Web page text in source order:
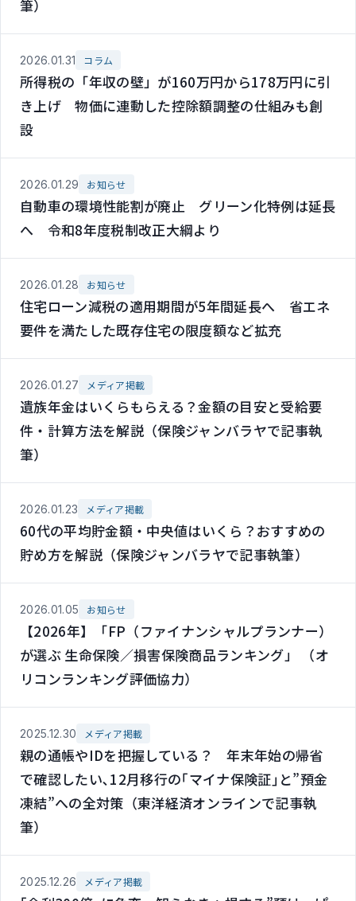
筆）
2026.01.31 コラム
所得税の「年収の壁」が160万円から178万円に引
き上げ 物価に連動した控除額調整の仕組みも創
設
2026.01.29 お知らせ
自動車の環境性能割が廃止 グリーン化特例は延長
へ 令和8年度税制改正大綱より
2026.01.28 お知らせ
住宅ローン減税の適用期間が5年間延長へ 省エネ
要件を満たした既存住宅の限度額など拡充
2026.01.27 メディア掲載
遺族年金はいくらもらえる？金額の目安と受給要
件・計算方法を解説（保険ジャンバラヤで記事執
筆）
2026.01.23 メディア掲載
60代の平均貯金額・中央値はいくら？おすすめの
貯め方を解説（保険ジャンバラヤで記事執筆）
2026.01.05 お知らせ
【2026年】「FP（ファイナンシャルプランナー）
が選ぶ 生命保険／損害保険商品ランキング」 （オ
リコンランキング評価協力）
2025.12.30 メディア掲載
親の通帳やIDを把握している？ 年末年始の帰省
で確認したい､12月移行の｢マイナ保険証｣と”預金
凍結”への全対策（東洋経済オンラインで記事執
筆）
2025.12.26 メディア掲載